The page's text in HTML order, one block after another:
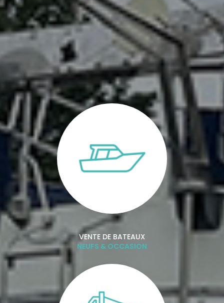
VENTE DE BATEAUX
NEUFS & OCCASION